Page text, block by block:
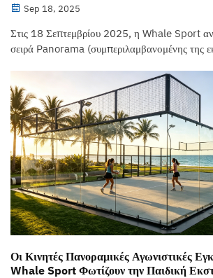
Sep 18, 2025
Στις 18 Σεπτεμβρίου 2025, η Whale Sport
σειρά Panorama (συμπεριλαμβανομένης της
Eurocode 1 και απέκτησε την κατάταξη
EFC-4 (αντέχει στιγμιαίες ταχύτητες ανέμου
καθιστώντας την...
Οι Κινητές Πανοραμικές Αγωνιστικές
Whale Sport Φωτίζουν την Παιδική